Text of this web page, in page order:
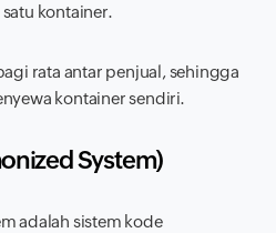
kontainer.
rata antar penjual, sehingga
kontainer sendiri.
System)
adalah sistem kode